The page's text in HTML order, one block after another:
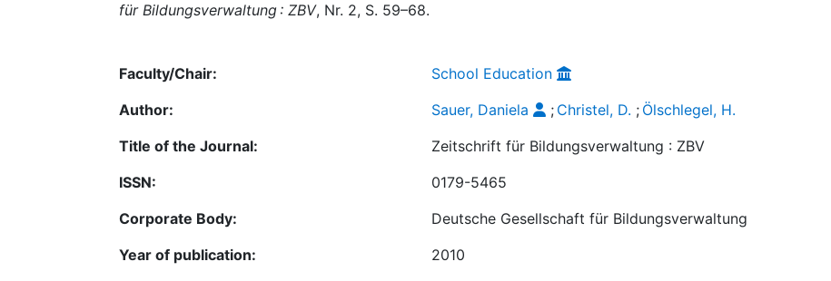
für Bildungsverwaltung : ZBV, Nr. 2, S. 59–68.
Faculty/Chair:
School Education
Author:
Sauer, Daniela ; Christel, D. ; Ölschlegel, H.
Title of the Journal:
Zeitschrift für Bildungsverwaltung : ZBV
ISSN:
0179-5465
Corporate Body:
Deutsche Gesellschaft für Bildungsverwaltung
Year of publication:
2010